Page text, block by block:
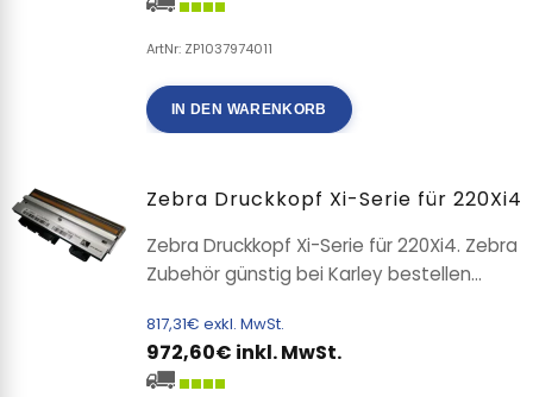
ArtNr: ZP1037974011
IN DEN WARENKORB
Zebra Druckkopf Xi-Serie für 220Xi4
Zebra Druckkopf Xi-Serie für 220Xi4. Zebra
Zubehör günstig bei Karley bestellen...
817,31€ exkl. MwSt.
972,60€ inkl. MwSt.